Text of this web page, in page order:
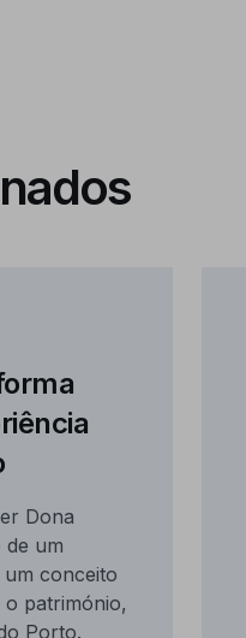
Dona
de um
conceito
o património,
Porto.